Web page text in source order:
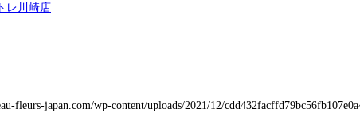
レ川崎店
fleurs-japan.com/wp-content/uploads/2021/12/